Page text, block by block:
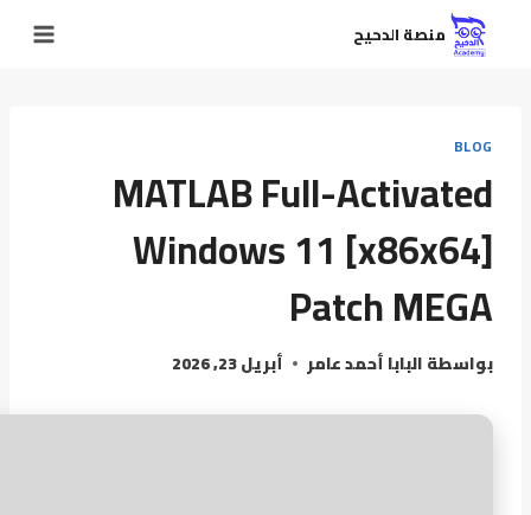
منصة الدحيح
BLOG
MATLAB Full-Activated
Windows 11 [x86x64]
Patch MEGA
بواسطةالبابا أحمد عامر أبريل 23, 2026